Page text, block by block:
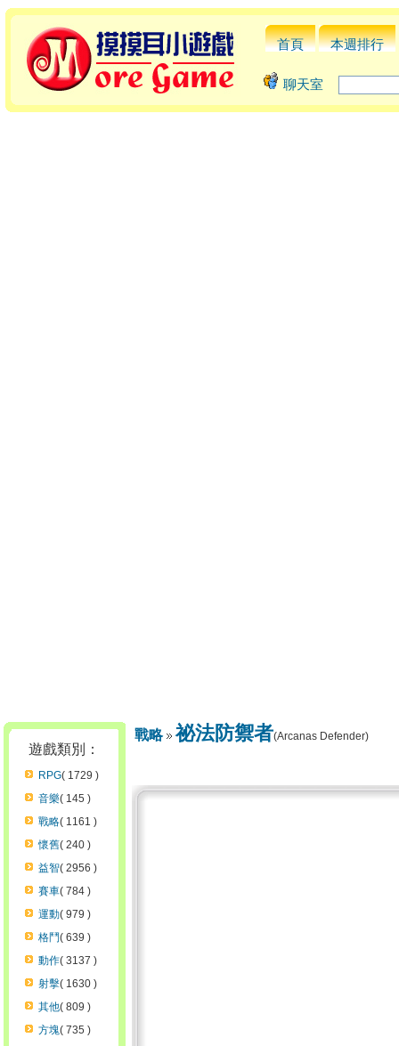
首頁 本週排行
聊天室
遊戲類別：
RPG( 1729 )
音樂( 145 )
戰略( 1161 )
懷舊( 240 )
益智( 2956 )
賽車( 784 )
運動( 979 )
格鬥( 639 )
動作( 3137 )
射擊( 1630 )
其他( 809 )
方塊( 735 )
戰略 祕法防禦者(Arcanas Defender)